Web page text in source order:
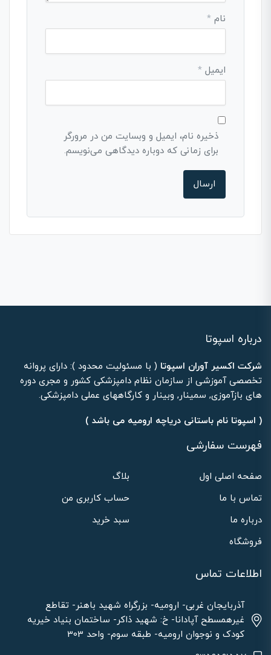
نام *
ایمیل *
ذخیره نام، ایمیل و وبسایت من در مرورگر
برای زمانی که دوباره دیدگاهی می‌نویسم.
درباره اسپوتا
شرکت اکسیر آوران اسپوتا ( با مسئولیت محدود ): دارای پروانه
تخصصی آموزشی از سازمان نظام دامپزشکی کشور و مجری دوره
های بازآموزی, سمینار, وبینار و کارگاههای عملی دامپزشکی.
( اسپوتا نام باستانی دریاچه ارومیه می باشد )
فهرست سفارشی
صفحه اصلی اول
بلاگ
تماس با ما
حساب کاربری من
درباره ما
سبد خرید
فروشگاه
اطلاعات تماس
آذربایجان غربی- ارومیه- بزرگراه شهید باهنر- تقاطع
غیرهمسطح آپادانا- خ: شهید ذاکر- ساختمان بنیاد خیریه
کودک و نوجوان ارومیه- طبقه سوم- واحد 303